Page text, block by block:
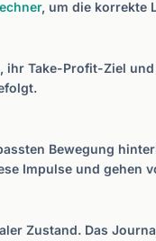
, um die korrekte
Take-Profit-Ziel
Bewegung
Impulse und gehen
Zustand. Das